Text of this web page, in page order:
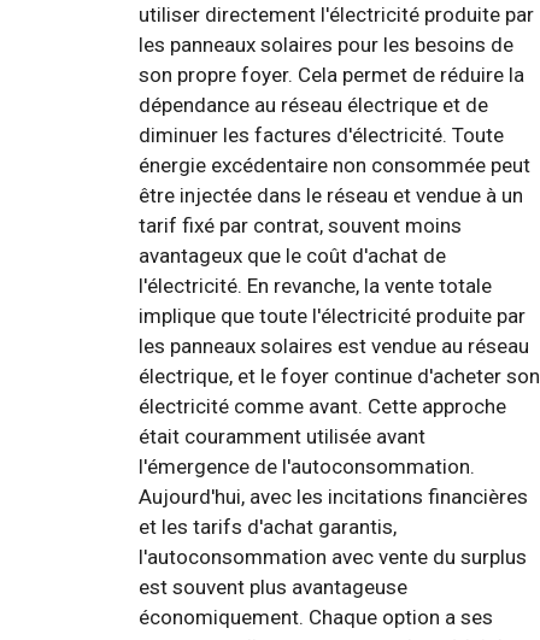
utiliser directement l'électricité produite par
les panneaux solaires pour les besoins de
son propre foyer. Cela permet de réduire la
dépendance au réseau électrique et de
diminuer les factures d'électricité. Toute
énergie excédentaire non consommée peut
être injectée dans le réseau et vendue à un
tarif fixé par contrat, souvent moins
avantageux que le coût d'achat de
l'électricité. En revanche, la vente totale
implique que toute l'électricité produite par
les panneaux solaires est vendue au réseau
électrique, et le foyer continue d'acheter son
électricité comme avant. Cette approche
était couramment utilisée avant
l'émergence de l'autoconsommation.
Aujourd'hui, avec les incitations financières
et les tarifs d'achat garantis,
l'autoconsommation avec vente du surplus
est souvent plus avantageuse
économiquement. Chaque option a ses